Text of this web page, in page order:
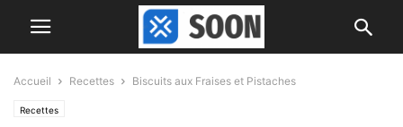
Accueil Recettes Biscuits aux Fraises et Pistaches
Recettes